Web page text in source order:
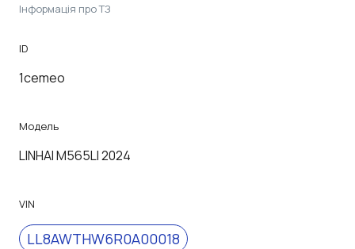
Інформація про ТЗ
ID
1cemeo
Модель
LINHAI M565LI 2024
VIN
LL8AWTHW6R0A00018